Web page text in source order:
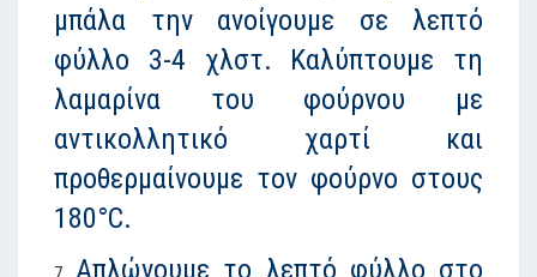
μπάλα την ανοίγουμε σε λεπτό
φύλλο 3-4 χλστ. Καλύπτουμε τη
λαμαρίνα του φούρνου με
αντικολλητικό χαρτί και
προθερμαίνουμε τον φούρνο στους
180°C.
Απλώνουμε το λεπτό φύλλο στο